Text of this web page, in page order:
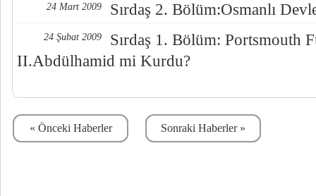
24 Mart 2009 Sırdaş 2. Bölüm:Osmanlı
24 Şubat 2009
Sırdaş 1. Bölüm: Portsmouth
II.Abdülhamid mi Kurdu?
« Önceki Haberler Sonraki Haberler »